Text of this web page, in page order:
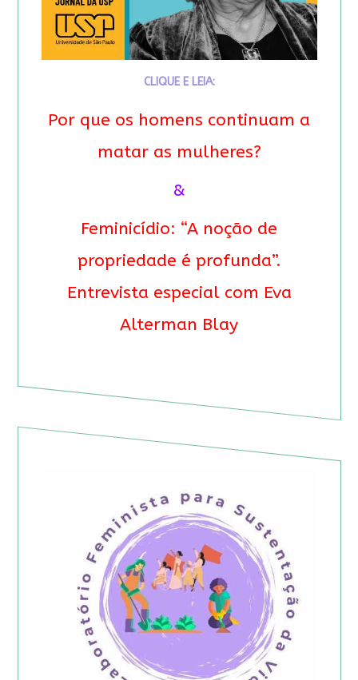
CLIQUE E LEIA:
Por que os homens continuam a
matar as mulheres?
&
Feminicídio: “A noção de
propriedade é profunda”.
Entrevista especial com Eva
Alterman Blay